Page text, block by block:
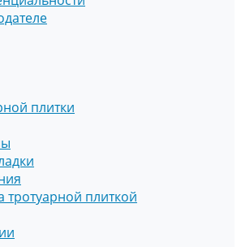
плитки
тротуарной плиткой